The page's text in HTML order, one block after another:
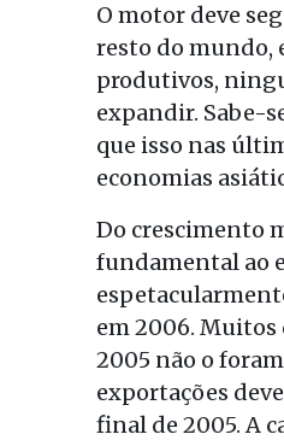
O motor deve
resto do mundo,
produtivos,
expandir. Sabe-
que isso nas
economias
Do crescimento
fundamental ao
em 2006. Muitos
2005 não o
exportações
final de 2005. A